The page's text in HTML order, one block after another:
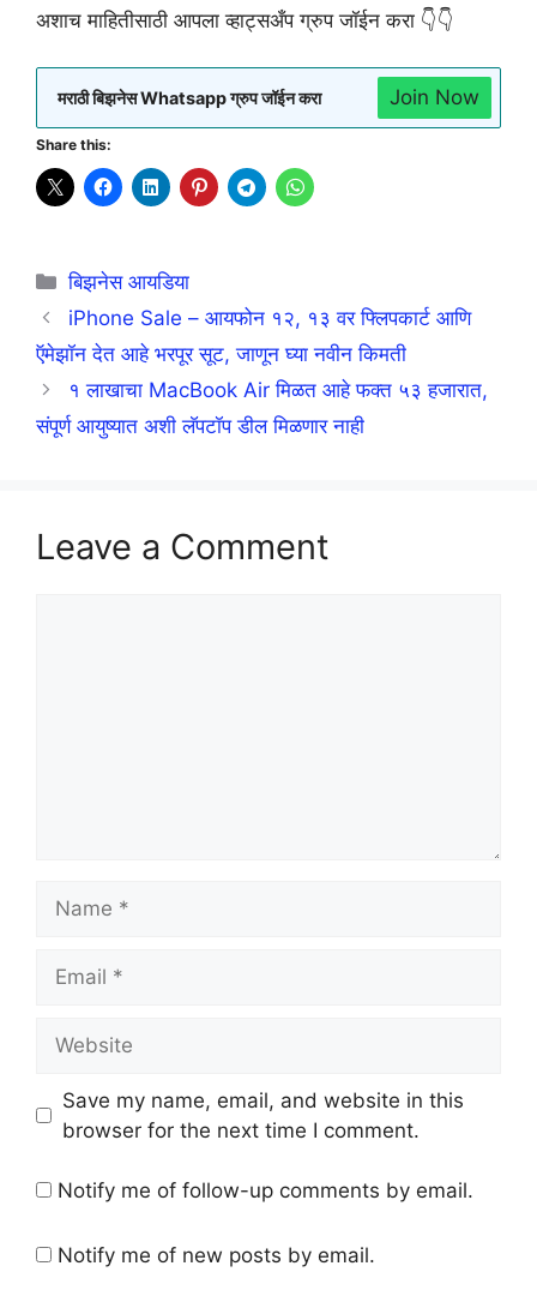
अशाच माहितीसाठी आपला व्हाट्सअँप ग्रुप जॉईन करा 👇👇
मराठी बिझनेस Whatsapp ग्रुप जॉईन करा Join Now
Share this:
Categories
बिझनेस आयडिया
iPhone Sale – आयफोन १२, १३ वर फ्लिपकार्ट आणि
ऍमेझॉन देत आहे भरपूर सूट, जाणून घ्या नवीन किमती
१ लाखाचा MacBook Air मिळत आहे फक्त ५३ हजारात,
संपूर्ण आयुष्यात अशी लॅपटॉप डील मिळणार नाही
Leave a Comment
Save my name, email, and website in this
browser for the next time I comment.
Notify me of follow-up comments by email.
Notify me of new posts by email.